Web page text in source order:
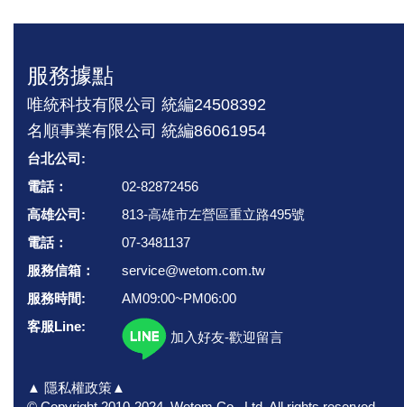
服務據點
唯統科技有限公司 統編24508392
名順事業有限公司 統編86061954
台北公司:
電話：
02-82872456
高雄公司:
813-高雄市左營區重立路495號
電話：
07-3481137
服務信箱：
service@wetom.com.tw
服務時間:
AM09:00~PM06:00
客服Line:
加入好友-歡迎留言
▲ 隱私權政策▲